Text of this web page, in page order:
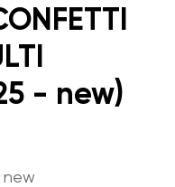
- new)
new